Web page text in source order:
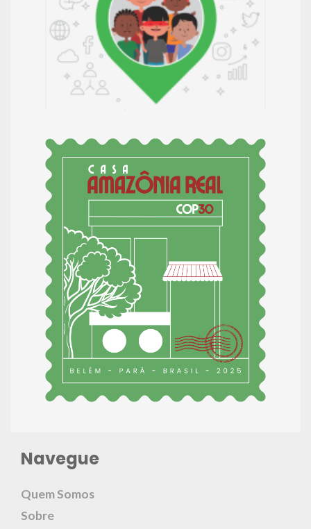
Navegue
Quem Somos
Sobre